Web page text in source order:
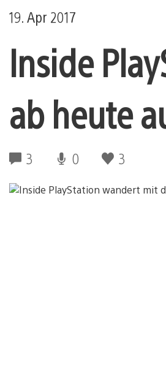
19. Apr 2017
Inside
ab heute
3 0 3